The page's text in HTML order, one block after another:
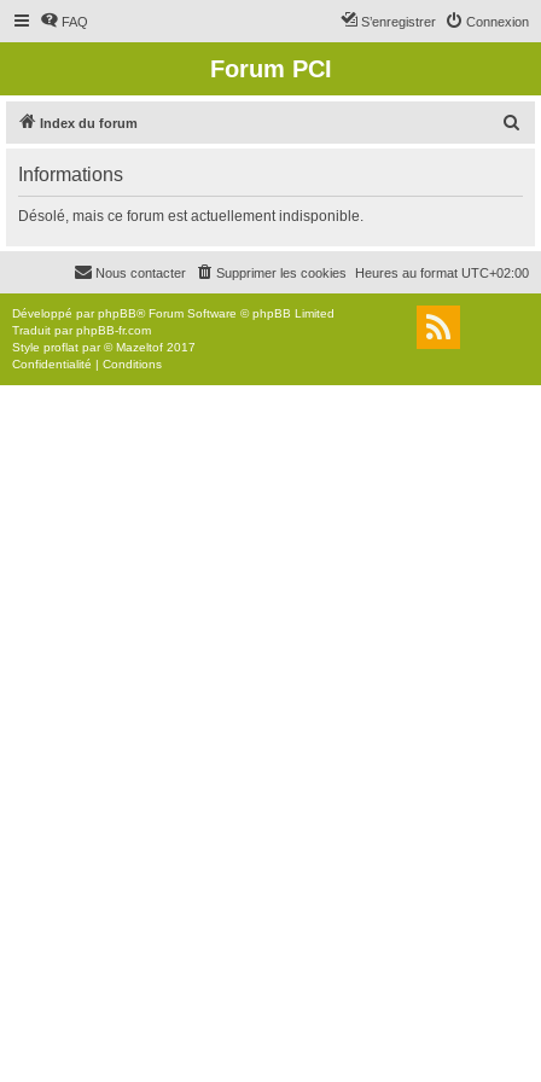
FAQ Connexion
S’enregistrer
Forum PCI
Index du forum
r
c
r
Informations
Désolé, mais ce forum est actuellement indisponible.
Heures au format UTC+02:00
Supprimer les cookies
Nous contacter
Développé parphpBB® Forum Software © phpBB Limited
Traduit parphpBB-fr.com
Style proflat par ©Mazeltof 2017
Confidentialité | Conditions